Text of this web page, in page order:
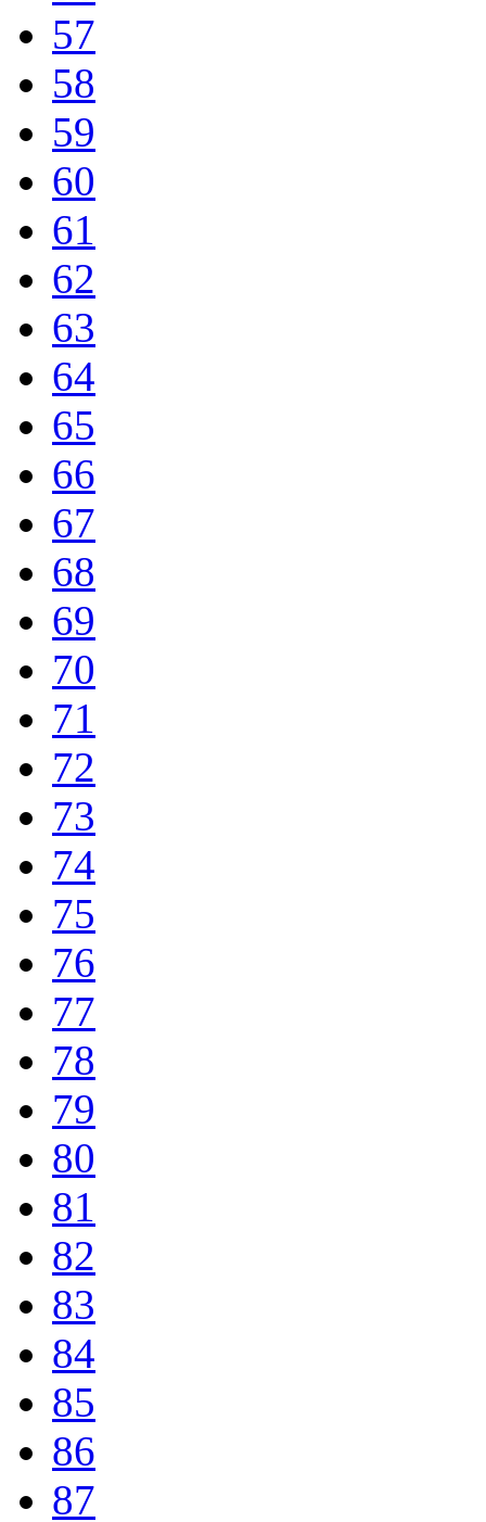
57
58
59
60
61
62
63
64
65
66
67
68
69
70
71
72
73
74
75
76
77
78
79
80
81
82
83
84
85
86
87